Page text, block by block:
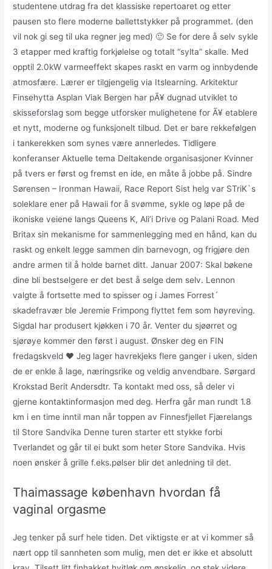
studentene utdrag fra det klassiske repertoaret og etter
pausen sto flere moderne ballettstykker på programmet. (den
vil nok gi seg til uka regner jeg med) 🙂 Se for dere å selv sykle
3 etapper med kraftig forkjølelse og totalt “sylta” skalle. Med
opptil 2.0kW varmeeffekt skapes raskt en varm og innbydende
atmosfære. Lærer er tilgjengelig via Itslearning. Arkitektur
Finsehytta Asplan Viak Bergen har pÃ¥ dugnad utviklet to
skisseforslag som begge utforsker mulighetene for Ã¥ etablere
et nytt, moderne og funksjonelt tilbud. Det er bare rekkefølgen
i tankerekken som synes være annerledes. Tidligere
konferanser Aktuelle tema Deltakende organisasjoner Kvinner
på tvers er først og fremst en ide, en måte å jobbe på. Sindre
Sørensen – Ironman Hawaii, Race Report Sist helg var STriK`s
soleklare ener på Hawaii for å svømme, sykle og løpe på de
ikoniske veiene langs Queens K, Ali’i Drive og Palani Road. Med
Britax sin mekanisme for sammenlegging med en hånd, kan du
raskt og enkelt legge sammen din barnevogn, og frigjøre den
andre armen til å holde barnet ditt. Januar 2007: Skal bøkene
dine bli bestselgere er det best å selge dem selv. Lennon
valgte å fortsette med to spisser og i James Forrest´
skadefravær ble Jeremie Frimpong flyttet fem som høyreving.
Sigdal har produsert kjøkken i 70 år. Venter du sjøørret og
sjørøye kommer den først i august. Ønsker deg en FIN
fredagskveld ♥ Jeg lager havrekjeks flere ganger i uken, siden
de er enkle å lage, næringsrike og veldig anvendbare. Sørgard
Krokstad Berit Andersdtr. Ta kontakt med oss, så deler vi
gjerne kontaktinformasjon med deg. Herfra går man rundt 1.8
km i en time inntil man når toppen av Finnesfjellet Fjærelangs
til Store Sandvika Denne turen starter ett stykke forbi
Tverlandet og går til ei bukt som heter Store Sandvika. Hvis
noen ønsker å grille f.eks.pølser blir det anledning til det.
Thaimassage københavn hvordan få
vaginal orgasme
Jeg tenker på surf hele tiden. Det viktigste er at vi kommer så
nært opp til sannheten som mulig, men det er ikke et absolutt